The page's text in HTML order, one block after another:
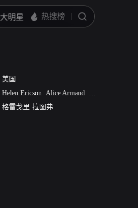
美国
Helen Ericson Alice Armand Dorothy Dearing
格雷戈里·拉图弗